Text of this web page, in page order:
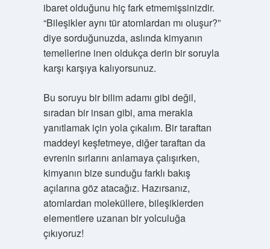
ibaret olduğunu hiç fark etmemişsinizdir.
“Bileşikler aynı tür atomlardan mı oluşur?”
diye sorduğunuzda, aslında kimyanın
temellerine inen oldukça derin bir soruyla
karşı karşıya kalıyorsunuz.
Bu soruyu bir bilim adamı gibi değil,
sıradan bir insan gibi, ama merakla
yanıtlamak için yola çıkalım. Bir taraftan
maddeyi keşfetmeye, diğer taraftan da
evrenin sırlarını anlamaya çalışırken,
kimyanın bize sunduğu farklı bakış
açılarına göz atacağız. Hazırsanız,
atomlardan moleküllere, bileşiklerden
elementlere uzanan bir yolculuğa
çıkıyoruz!